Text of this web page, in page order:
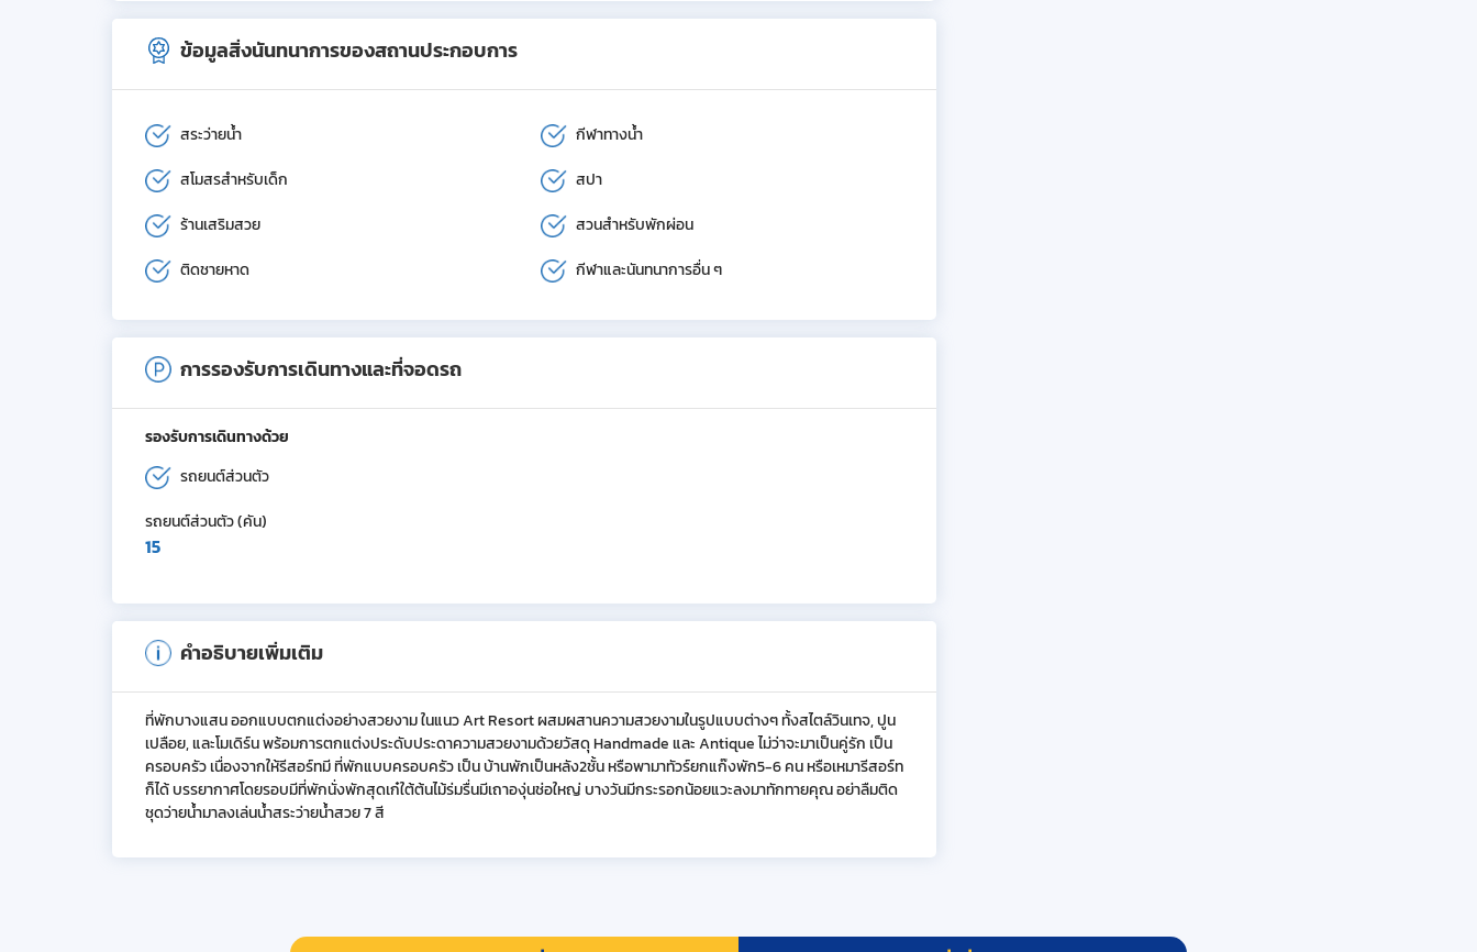
ข้อมูลสิ่งนันทนาการของสถานประกอบการ
สระว่ายน้ำ
กีฬาทางน้ำ
สโมสรสำหรับเด็ก
สปา
ร้านเสริมสวย
สวนสำหรับพักผ่อน
ติดชายหาด
กีฬาและนันทนาการอื่น ๆ
การรองรับการเดินทางและที่จอดรถ
รองรับการเดินทางด้วย
รถยนต์ส่วนตัว
รถยนต์ส่วนตัว (คัน)
15
คำอธิบายเพิ่มเติม
ที่พักบางแสน ออกแบบตกแต่งอย่างสวยงาม ในแนว Art Resort ผสมผสานความสวยงามในรูปแบบต่างๆ ทั้งสไตล์วินเทจ, ปูน
เปลือย, และโมเดิร์น พร้อมการตกแต่งประดับประดาความสวยงามด้วยวัสดุ Handmade และ Antique ไม่ว่าจะมาเป็นคู่รัก เป็น
ครอบครัว เนื่องจากให้รีสอร์ทมี ที่พักแบบครอบครัว เป็น บ้านพักเป็นหลัง2ชั้น หรือพามาทัวร์ยกแก๊งพัก5-6 คน หรือเหมารีสอร์ท
ก็ได้ บรรยากาศโดยรอบมีที่พักนั่งพักสุดเก๋ใต้ต้นไม้ร่มรื่นมีเถาองุ่นช่อใหญ่ บางวันมีกระรอกน้อยแวะลงมาทักทายคุณ อย่าลืมติด
ชุดว่ายน้ำมาลงเล่นน้ำสระว่ายน้ำสวย 7 สี